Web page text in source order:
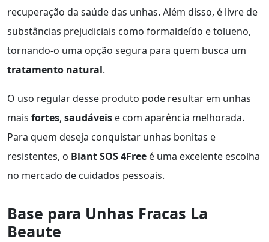
recuperação da saúde das unhas. Além disso, é livre de
substâncias prejudiciais como formaldeído e tolueno,
tornando-o uma opção segura para quem busca um
tratamento natural.
O uso regular desse produto pode resultar em unhas
mais fortes, saudáveis e com aparência melhorada.
Para quem deseja conquistar unhas bonitas e
resistentes, o Blant SOS 4Free é uma excelente escolha
no mercado de cuidados pessoais.
Base para Unhas Fracas La
Beaute